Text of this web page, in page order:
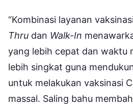
“Kombinasi layanan
Thru dan Walk-In
yang lebih cepat dan waktu
lebih singkat guna
untuk melakukan vaksinasi
massal. Saling bahu